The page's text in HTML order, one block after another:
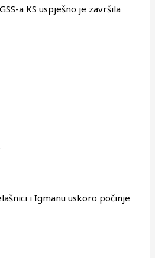
a KS uspješno je završila
i Igmanu uskoro počinje